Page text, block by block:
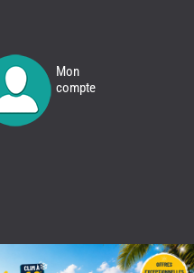
Mon
compte